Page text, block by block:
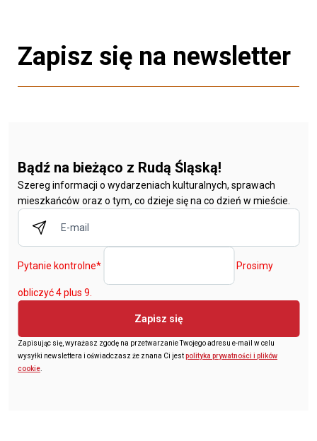
Zapisz się na newsletter
Bądź na bieżąco z Rudą Śląską!
Szereg informacji o wydarzeniach kulturalnych, sprawach
mieszkańców oraz o tym, co dzieje się na co dzień w mieście.
Pytanie kontrolne* Prosimy
obliczyć 4 plus 9.
Zapisz się
Zapisując się, wyrażasz zgodę na przetwarzanie Twojego adresu e-mail w celu
wysyłki newslettera i oświadczasz że znana Ci jestpolityka prywatności i plików
cookie